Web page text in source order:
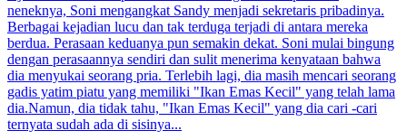
neneknya, Soni mengangkat Sandy menjadi sekretaris pribadinya.
Berbagai kejadian lucu dan tak terduga terjadi di antara mereka
berdua. Perasaan keduanya pun semakin dekat. Soni mulai bingung
dengan perasaannya sendiri dan sulit menerima kenyataan bahwa
dia menyukai seorang pria. Terlebih lagi, dia masih mencari seorang
gadis yatim piatu yang memiliki "Ikan Emas Kecil" yang telah lama
dia.Namun, dia tidak tahu, "Ikan Emas Kecil" yang dia cari -cari
ternyata sudah ada di sisinya...